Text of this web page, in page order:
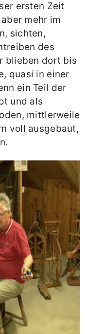
ersten Zeit
mehr im
sichten,
des
blieben dort bis
quasi in einer
ein Teil der
und als
mittlerweile
voll ausgebaut,